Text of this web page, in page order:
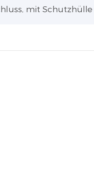
mit Schutzhülle